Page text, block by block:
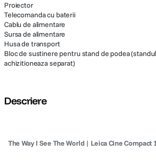
Proiector
Telecomanda cu baterii
Cablu de alimentare
Sursa de alimentare
Husa de transport
Bloc de sustinere pentru stand de podea
achizitioneaza separat)
Descriere
The Way I See The World | Leica Cine Compact